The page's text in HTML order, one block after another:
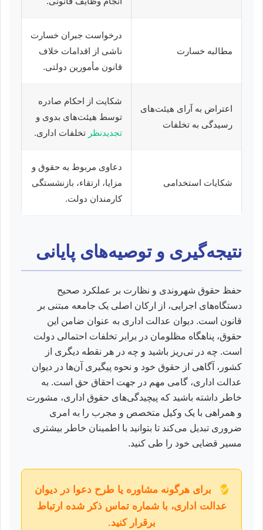
مطالبه خسارت
درخواست جبران خسارت
ناشی از اقدامات خلاف
قانون مأمورین دولتی.
اعتراض به آرای هیئت‌های
رسیدگی به تخلفات
شکایت از احکام صادره
توسط هیئت‌های بدوی و
تجدیدنظر تخلفات اداری.
شکایات استخدامی
دعاوی مربوط به حقوق و
مزایا، ارتقاء، بازنشستگی
کارمندان دولت.
نتیجه‌گیری و توصیه‌های پایانی
حفظ حقوق شهروندی و نظارت بر عملکرد صحیح
دستگاه‌های اجرایی، از ارکان اصلی یک جامعه مبتنی بر
قانون است. دیوان عدالت اداری به عنوان ضامن این
حقوق، پناهگاه مظلومان در برابر تخلفات احتمالی دولت
است. چه در نی‌ریز باشید و چه در هر نقطه دیگری از
کشور، آگاهی از حقوق خود و نحوه پیگیری آن‌ها در دیوان
عدالت اداری، گامی مهم در جهت احقاق حق است. به
خاطر داشته باشید که پیچیدگی‌های حقوق اداری، مشورت
و همراهی با یک وکیل متخصص و مجرب را به امری
ضروری تبدیل می‌کند تا بتوانید با اطمینان خاطر بیشتری
مسیر قضایی خود را طی کنید.
✅
برای هرگونه مشاوره یا طرح دعوا در دیوان
عدالت اداری، با شماره تماس ذکر شده ارتباط
برقرار کنید.